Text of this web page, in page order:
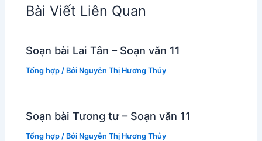
Bài Viết Liên Quan
Soạn bài Lai Tân – Soạn văn 11
Tổng hợp / Bởi Nguyễn Thị Hương Thủy
Soạn bài Tương tư – Soạn văn 11
Tổng hợp / Bởi Nguyễn Thị Hương Thủy